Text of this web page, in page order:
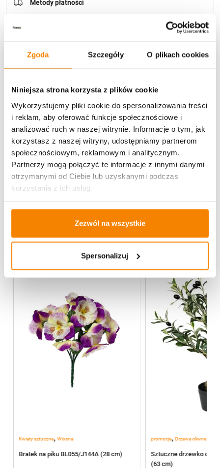
Zgoda Szczegóły O plikach cookies
Niniejsza strona korzysta z plików cookie
Wykorzystujemy pliki cookie do spersonalizowania treści
i reklam, aby oferować funkcje społecznościowe i
analizować ruch w naszej witrynie. Informacje o tym, jak
korzystasz z naszej witryny, udostępniamy partnerom
społecznościowym, reklamowym i analitycznym.
Partnerzy mogą połączyć te informacje z innymi danymi
otrzymanymi od Ciebie lub uzyskanymi podczas
korzystania z ich usług.
Zezwól na wszystkie
Spersonalizuj
Potrzebujesz większą ilość? Zapraszamy do naszej
Metody płatności
Opis produktu
Specyfikacja
Opinie klientów
Więcej z kategorii Kwiaty sztuczne
Kwiaty sztuczne, Wiosna
Bratek na piku BL055/J144A (28 cm)
promocje,Drzewa oliwne
Sztuczne drzewko
(63 cm)